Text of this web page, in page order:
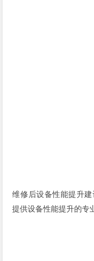
维修后设备性能提升
提供设备性能提升的专